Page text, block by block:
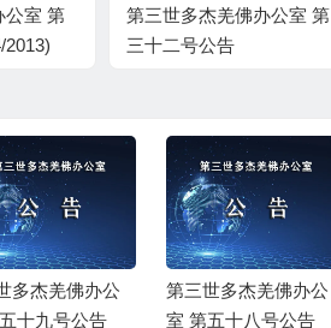
公室 第
2013)
第三世多杰羌佛办公室 第
三十二号公告
多杰羌佛办公
十九号公告
第三世多杰羌佛办公
室 第五十八号公告